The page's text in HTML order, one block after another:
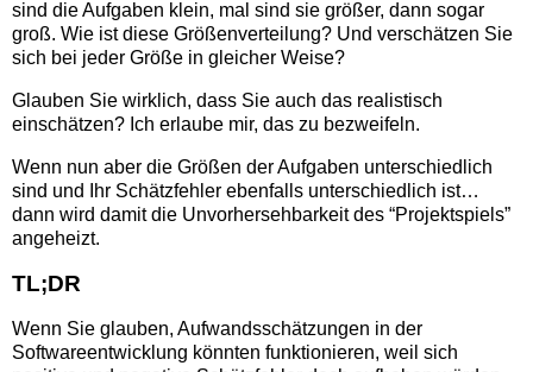
sind die Aufgaben klein, mal sind sie größer, dann sogar
groß. Wie ist diese Größenverteilung? Und verschätzen Sie
sich bei jeder Größe in gleicher Weise?
Glauben Sie wirklich, dass Sie auch das realistisch
einschätzen? Ich erlaube mir, das zu bezweifeln.
Wenn nun aber die Größen der Aufgaben unterschiedlich
sind und Ihr Schätzfehler ebenfalls unterschiedlich ist…
dann wird damit die Unvorhersehbarkeit des “Projektspiels”
angeheizt.
TL;DR
Wenn Sie glauben, Aufwandsschätzungen in der
Softwareentwicklung könnten funktionieren, weil sich